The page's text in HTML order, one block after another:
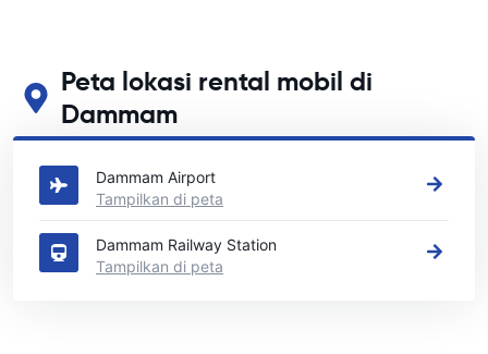
Peta lokasi rental mobil di
Dammam
Lihat lokasi persewaan mobil utama kami di Dammam
Dammam Airport
Tampilkan di peta
Dammam Railway Station
Tampilkan di peta